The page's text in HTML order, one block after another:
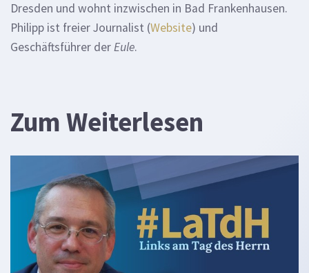
Dresden und wohnt inzwischen in Bad Frankenhausen.
Philipp ist freier Journalist (Website) und
Geschäftsführer derEule.
Zum Weiterlesen